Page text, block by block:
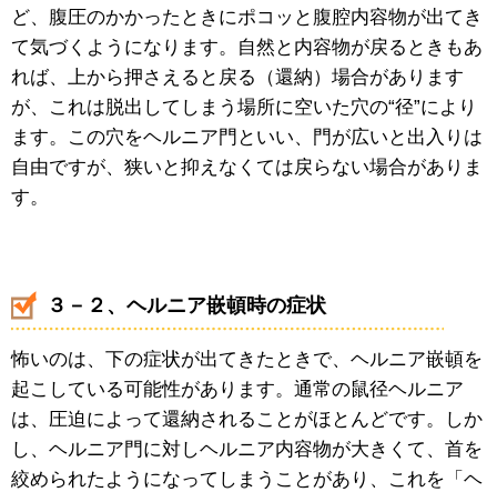
ど、腹圧のかかったときにポコッと腹腔内容物が出てき
て気づくようになります。自然と内容物が戻るときもあ
れば、上から押さえると戻る（還納）場合があります
が、これは脱出してしまう場所に空いた穴の“径”により
ます。この穴をヘルニア門といい、門が広いと出入りは
自由ですが、狭いと抑えなくては戻らない場合がありま
す。
３－２、ヘルニア嵌頓時の症状
怖いのは、下の症状が出てきたときで、ヘルニア嵌頓を
起こしている可能性があります。通常の鼠径ヘルニア
は、圧迫によって還納されることがほとんどです。しか
し、ヘルニア門に対しヘルニア内容物が大きくて、首を
絞められたようになってしまうことがあり、これを「ヘ